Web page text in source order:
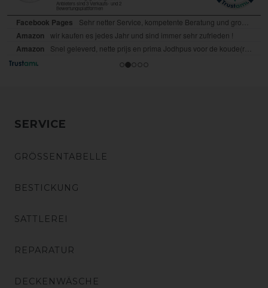
SERVICE
GRÖSSENTABELLE
BESTICKUNG
SATTLEREI
REPARATUR
DECKENWÄSCHE